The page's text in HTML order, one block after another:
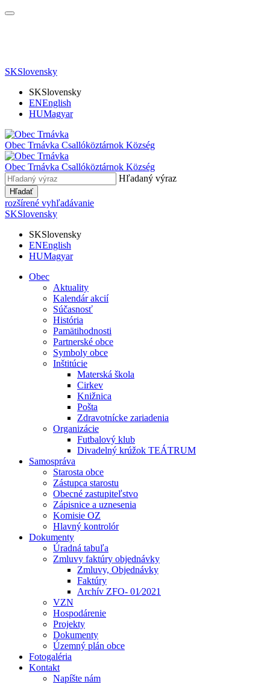
SKSlovensky
SKSlovensky
ENEnglish
HUMagyar
Obec Trnávka Csallóköztárnok Község
Obec Trnávka Csallóköztárnok Község
Hľadaný výraz
Hľadať
rozšírené vyhľadávanie
SKSlovensky
SKSlovensky
ENEnglish
HUMagyar
Obec
Aktuality
Kalendár akcií
Súčasnosť
História
Pamätihodnosti
Partnerské obce
Symboly obce
Inštitúcie
Materská škola
Cirkev
Knižnica
Pošta
Zdravotnícke zariadenia
Organizácie
Futbalový klub
Divadelný krúžok TEÁTRUM
Samospráva
Starosta obce
Zástupca starostu
Obecné zastupiteľstvo
Zápisnice a uznesenia
Komisie OZ
Hlavný kontrolór
Dokumenty
Úradná tabuľa
Zmluvy faktúry objednávky
Zmluvy, Objednávky
Faktúry
Archív ZFO- 01⁄2021
VZN
Hospodárenie
Projekty
Dokumenty
Územný plán obce
Fotogaléria
Kontakt
Napíšte nám